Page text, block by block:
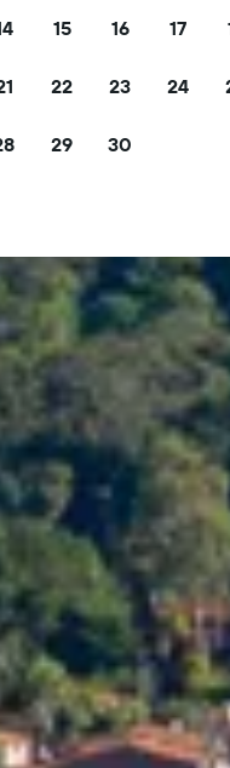
Gerçek konuk
15 16 17
22 23 24
29 30